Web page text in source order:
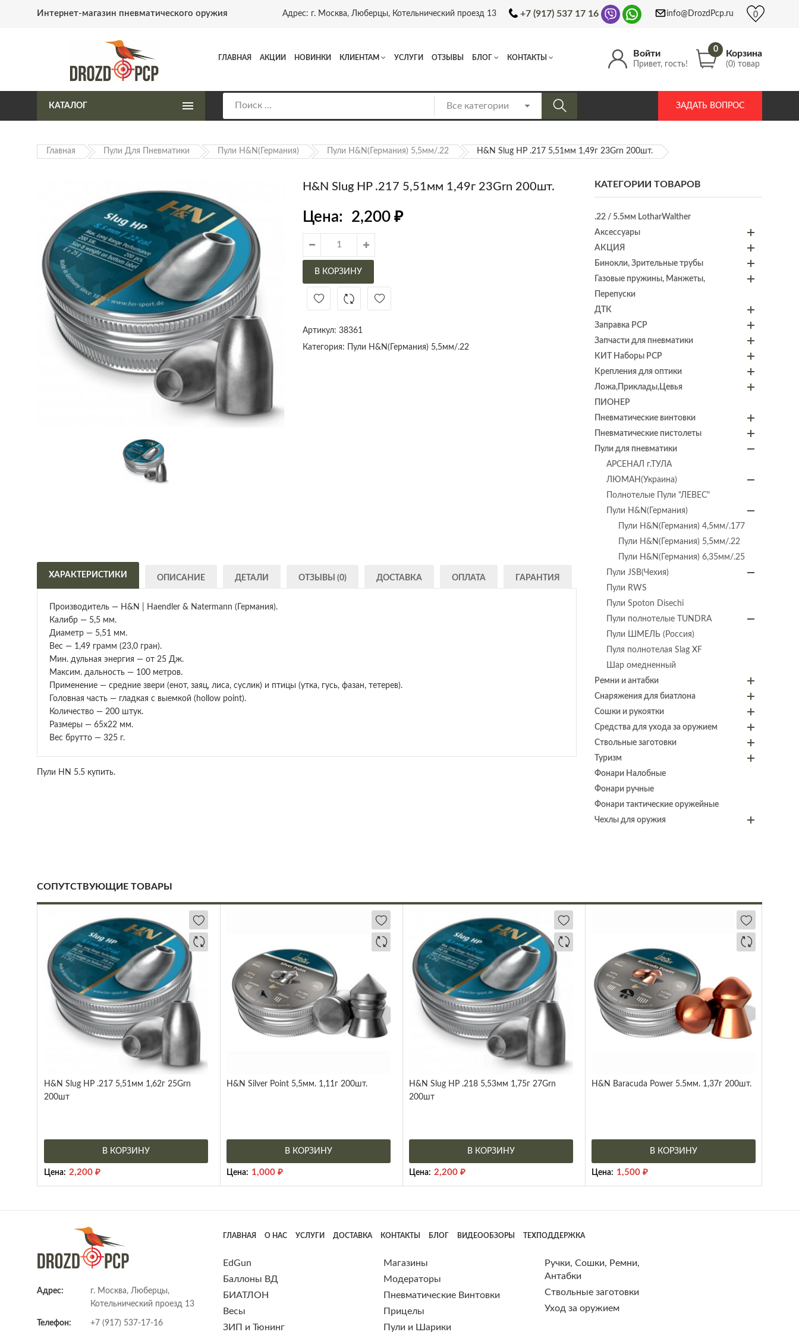
Интернет-магазин пневматического оружия Адрес: г. Москва, Люберцы, Котельнический проезд 13 +7 (917) 537 17 16 info@DrozdPcp.ru 0
Войти
Привет, гость!
0 Корзина
(0) товар
ГЛАВНАЯ АКЦИИ НОВИНКИ КЛИЕНТАМ УСЛУГИ ОТЗЫВЫ БЛОГ КОНТАКТЫ
КАТАЛОГ ЗАДАТЬ ВОПРОС
Главная Пули Для Пневматики Пули H&N(Германия) Пули H&N(Германия) 5,5мм/.22 H&N Slug HP .217 5,51мм 1,49г 23Grn 200шт.
H&N Slug HP .217 5,51мм 1,49г 23Grn 200шт.
Цена: 2,200 ₽
В КОРЗИНУ
Артикул: 38361
Категория:
Пули H&N(Германия) 5,5мм/.22
ХАРАКТЕРИСТИКИ ОПИСАНИЕ ДЕТАЛИ ОТЗЫВЫ (0) ДОСТАВКА ОПЛАТА ГАРАНТИЯ
Производитель — H&N | Haendler & Natermann (Германия).
Калибр — 5,5 мм.
Диаметр — 5,51 мм.
Вес — 1,49 грамм (23,0 гран).
Мин. дульная энергия — от 25 Дж.
Максим. дальность — 100 метров.
Применение — средние звери (енот, заяц, лиса, суслик) и птицы (утка, гусь, фазан, тетерев).
Головная часть — гладкая с выемкой (hollow point).
Количество — 200 штук.
Размеры — 65х22 мм.
Вес брутто — 325 г.
Пули HN 5.5 купить.
КАТЕГОРИИ ТОВАРОВ
.22 / 5.5мм LotharWalther
Аксессуары
АКЦИЯ
Бинокли, Зрительные трубы
Газовые пружины, Манжеты,
Перепуски
ДТК
Заправка PCP
Запчасти для пневматики
КИТ Наборы PCP
Крепления для оптики
Ложа,Приклады,Цевья
ПИОНЕР
Пневматические винтовки
Пневматические пистолеты
Пули для пневматики
АРСЕНАЛ г.ТУЛА
ЛЮМАН(Украина)
Полнотелые Пули "ЛЕВЕС"
Пули H&N(Германия)
Пули H&N(Германия) 4,5мм/.177
Пули H&N(Германия) 5,5мм/.22
Пули H&N(Германия) 6,35мм/.25
Пули JSB(Чехия)
Пули RWS
Пули Spoton Disechi
Пули полнотелые TUNDRA
Пули ШМЕЛЬ (Россия)
Пуля полнотелая Slag XF
Шар омедненный
Ремни и антабки
Снаряжения для биатлона
Сошки и рукоятки
Средства для ухода за оружием
Ствольные заготовки
Туризм
Фонари Налобные
Фонари ручные
Фонари тактические оружейные
Чехлы для оружия
СОПУТСТВУЮЩИЕ ТОВАРЫ
H&N Slug HP .217 5,51мм 1,62г 25Grn
200шт
В КОРЗИНУ
Цена: 2,200 ₽
H&N Silver Point 5,5мм. 1,11г 200шт.
В КОРЗИНУ
Цена: 1,000 ₽
H&N Slug HP .218 5,53мм 1,75г 27Grn
200шт
В КОРЗИНУ
Цена: 2,200 ₽
H&N Baracuda Power 5.5мм. 1,37г 200шт.
В КОРЗИНУ
Цена: 1,500 ₽
Адрес:
г. Москва, Люберцы,
Котельнический проезд 13
Телефон: +7 (917) 537-17-16
ГЛАВНАЯ О НАС УСЛУГИ ДОСТАВКА КОНТАКТЫ БЛОГ ВИДЕООБЗОРЫ ТЕХПОДДЕРЖКА
EdGun
Баллоны ВД
БИАТЛОН
Весы
ЗИП и Тюнинг
Магазины
Модераторы
Пневматические Винтовки
Прицелы
Пули и Шарики
Ручки, Сошки, Ремни,
Антабки
Ствольные заготовки
Уход за оружием